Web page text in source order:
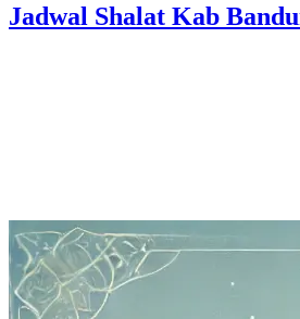
Jadwal Shalat Kab